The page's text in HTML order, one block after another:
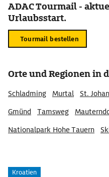
ADAC Tourmail -
Urlaubsstart.
Tourmail bestellen
Orte und Regionen in
Schladming Murtal St.
Gmünd
Tamsweg
Nationalpark Hohe Tauern
Skiregion Gasteinertal
Kroatien